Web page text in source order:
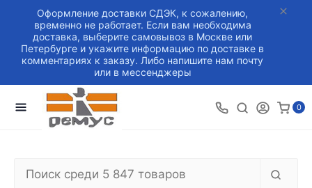
Оформление доставки СДЭК, к сожалению,
временно не работает. Если вам необходима
доставка, выберите самовывоз в Москве или
Петербурге и укажите информацию по доставке в
комментариях к заказу. Либо напишите нам почту
или в мессенджеры
0